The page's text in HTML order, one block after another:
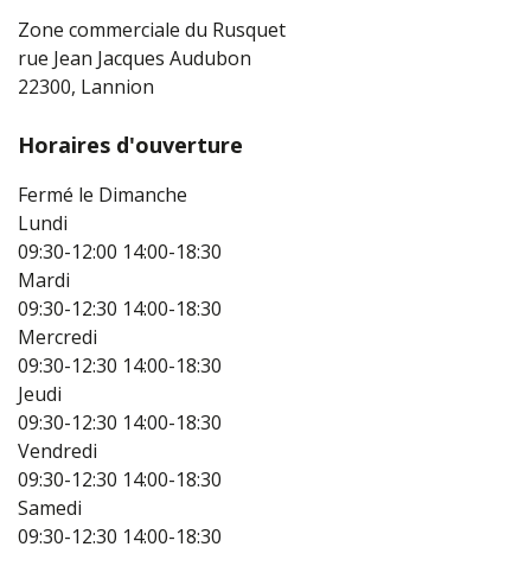
Zone commerciale du Rusquet
rue Jean Jacques Audubon
22300, Lannion
Horaires d'ouverture
Fermé le Dimanche
Lundi
09:30-12:00 14:00-18:30
Mardi
09:30-12:30 14:00-18:30
Mercredi
09:30-12:30 14:00-18:30
Jeudi
09:30-12:30 14:00-18:30
Vendredi
09:30-12:30 14:00-18:30
Samedi
09:30-12:30 14:00-18:30